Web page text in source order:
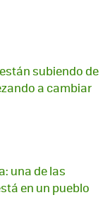
subiendo de
a cambiar
una de las
en un pueblo